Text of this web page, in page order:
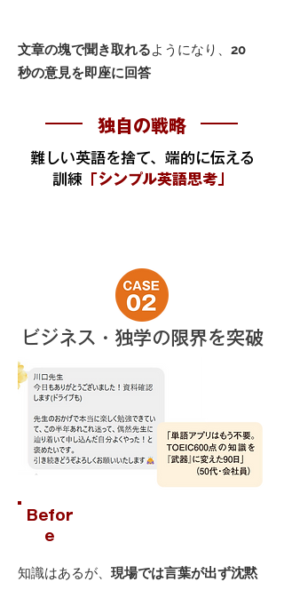
文章の塊で聞き取れるようになり、 20
秒の意見を即座に回答
独自の戦略
難しい英語を捨て、端的に伝える
訓練 「シンプル英語思考」
ビジネス・独学の限界を突破
Befor
e
知識はあるが、 現場では言葉が出ず沈黙